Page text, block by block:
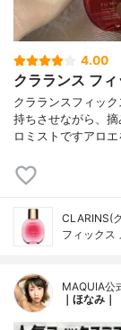
4.00
クラランス フ
クラランスフィッ
持ちさせながら、
ロミストですアロ
CLARINS(
フィックス
MAQUIA公
｜ほなみ｜